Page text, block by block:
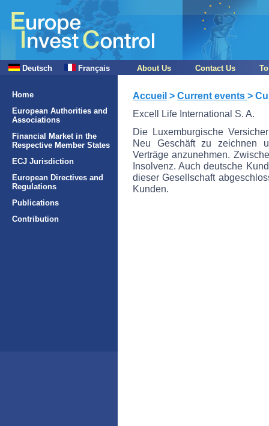
Deutsch Français About Us Contact Us
Home
European Authorities and
Associations
Financial Market in the
Respective Member States
ECJ Jurisdiction
European Directives and
Regulations
Publications
Contribution
Accueil > Current events >
Excell Life International S. A.
Die Luxemburgische
Neu Geschäft zu zeichnen
Verträge anzunehmen.
Insolvenz. Auch deutsche
dieser Gesellschaft
Kunden.